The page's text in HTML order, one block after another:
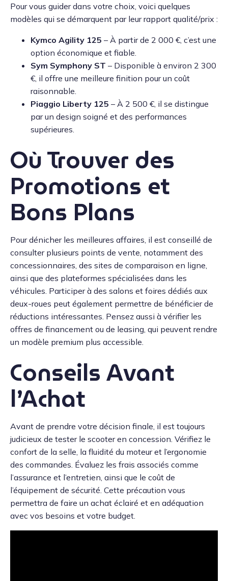
Pour vous guider dans votre choix, voici quelques
modèles qui se démarquent par leur rapport qualité/prix :
Kymco Agility 125 – À partir de 2 000 €, c’est une
option économique et fiable.
Sym Symphony ST – Disponible à environ 2 300
€, il offre une meilleure finition pour un coût
raisonnable.
Piaggio Liberty 125 – À 2 500 €, il se distingue
par un design soigné et des performances
supérieures.
Où Trouver des
Promotions et
Bons Plans
Pour dénicher les meilleures affaires, il est conseillé de
consulter plusieurs points de vente, notamment des
concessionnaires, des sites de comparaison en ligne,
ainsi que des plateformes spécialisées dans les
véhicules. Participer à des salons et foires dédiés aux
deux-roues peut également permettre de bénéficier de
réductions intéressantes. Pensez aussi à vérifier les
offres de financement ou de leasing, qui peuvent rendre
un modèle premium plus accessible.
Conseils Avant
l’Achat
Avant de prendre votre décision finale, il est toujours
judicieux de tester le scooter en concession. Vérifiez le
confort de la selle, la fluidité du moteur et l’ergonomie
des commandes. Évaluez les frais associés comme
l’assurance et l’entretien, ainsi que le coût de
l’équipement de sécurité. Cette précaution vous
permettra de faire un achat éclairé et en adéquation
avec vos besoins et votre budget.